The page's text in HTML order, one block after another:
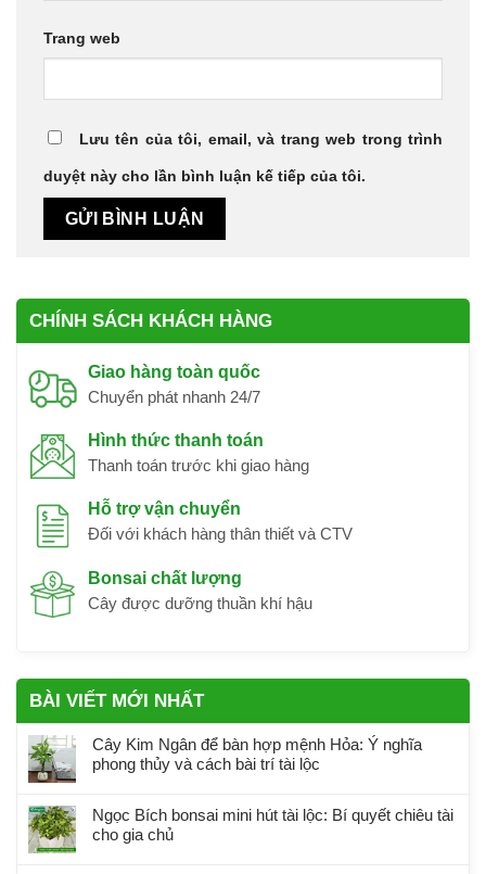
Trang web
Lưu tên của tôi, email, và trang web trong trình
duyệt này cho lần bình luận kế tiếp của tôi.
CHÍNH SÁCH KHÁCH HÀNG
Giao hàng toàn quốc
Chuyển phát nhanh 24/7
Hình thức thanh toán
Thanh toán trước khi giao hàng
Hỗ trợ vận chuyển
Đối với khách hàng thân thiết và CTV
Bonsai chất lượng
Cây được dưỡng thuần khí hậu
BÀI VIẾT MỚI NHẤT
Cây Kim Ngân để bàn hợp mệnh Hỏa: Ý nghĩa
phong thủy và cách bài trí tài lộc
Ngọc Bích bonsai mini hút tài lộc: Bí quyết chiêu tài
cho gia chủ